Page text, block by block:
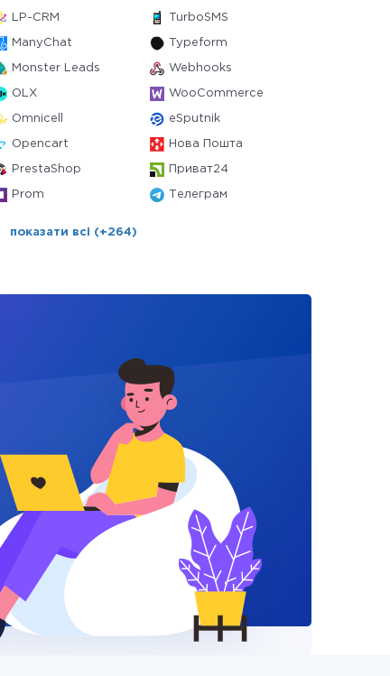
LP-CRM TurboSMS
ManyChat Typeform
Monster Leads Webhooks
OLX WooCommerce
Omnicell eSputnik
Opencart Нова Пошта
PrestaShop Приват24
Prom Телеграм
показати всі (+264)